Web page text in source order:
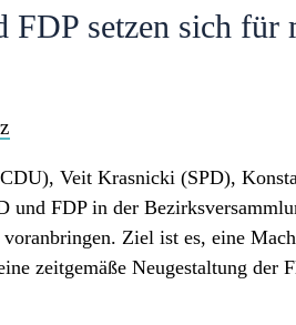
FDP setzen sich für
Veit Krasnicki (SPD),
und FDP in der
Ziel ist es, eine
zeitgemäße Neugestaltung